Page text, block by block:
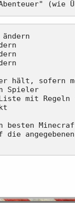
hält,
Spieler
mit Regeln
Minecraft-
angegebenen